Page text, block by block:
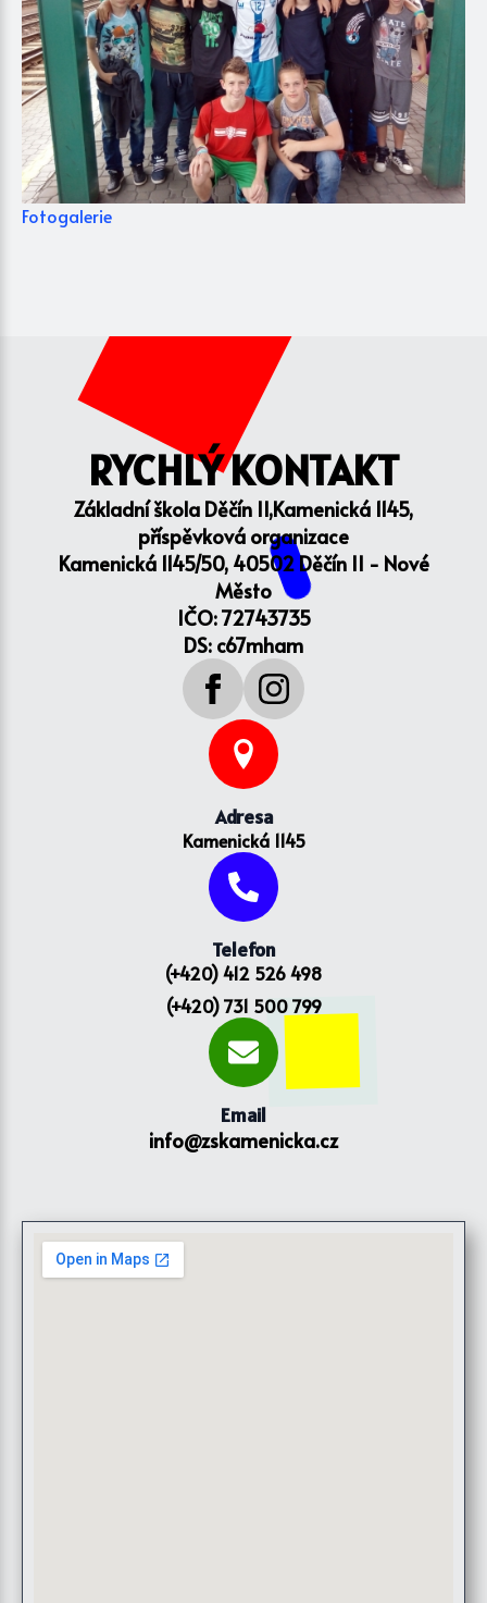
Fotogalerie
RYCHLÝ KONTAKT
Základní škola Děčín II,Kamenická 1145,
příspěvková organizace
Kamenická 1145/50, 40502 Děčín II - Nové
Město
IČO: 72743735
DS: c67mham
Adresa
Kamenická 1145
Telefon
(+420) 412 526 498
(+420) 731 500 799
Email
info@zskamenicka.cz